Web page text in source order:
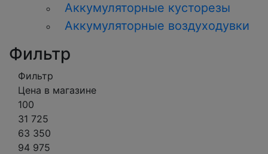
Аккумуляторные кусторезы
Аккумуляторные воздуходувки
Фильтр
Фильтр
Цена в магазине
100
31 725
63 350
94 975